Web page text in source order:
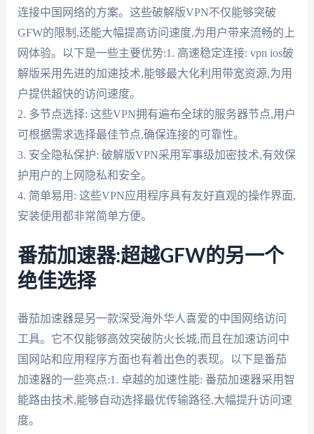
连接中国网络的方案。这些破解版VPN不仅能够突破
GFW的限制,还能大幅提高访问速度,为用户带来流畅的上
网体验。以下是一些主要优势:1. 高速稳定连接: vpn ios破
解版采用先进的加速技术,能够最大化利用带宽资源,为用
户提供超快的访问速度。
2. 多节点选择: 这些VPN拥有遍布全球的服务器节点,用户
可根据需求选择最佳节点,确保连接的可靠性。
3. 安全隐私保护: 破解版VPN采用军事级加密技术,有效保
护用户的上网隐私和安全。
4. 简单易用: 这些VPN应用程序具有友好直观的操作界面,
安装使用都非常简单方便。
番茄加速器:超越GFW的另一个
绝佳选择
番茄加速器是另一款深受海外华人喜爱的中国网络访问
工具。它不仅能够高效突破防火长城,而且在加速访问中
国网站和应用程序方面也有着出色的表现。以下是番茄
加速器的一些亮点:1. 卓越的加速性能: 番茄加速器采用智
能路由技术,能够自动选择最优传输路径,大幅提升访问速
度。